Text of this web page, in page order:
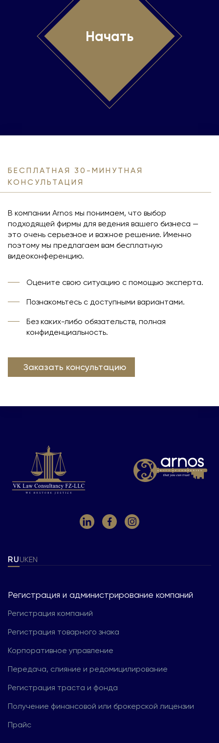
Начать
БЕСПЛАТНАЯ 30-МИНУТНАЯ
КОНСУЛЬТАЦИЯ
В компании Arnos мы понимаем, что выбор
подходящей фирмы для ведения вашего бизнеса —
это очень серьезное и важное решение. Именно
поэтому мы предлагаем вам бесплатную
видеоконференцию.
Оцените свою ситуацию с помощью эксперта.
Познакомьтесь с доступными вариантами.
Без каких-либо обязательств, полная
конфиденциальность.
Заказать консультацию
RUUKEN
Регистрация и администрирование компаний
Регистрация компаний
Регистрация товарного знака
Корпоративное управление
Передача, слияние и редомицилирование
Регистрация траста и фонда
Получение финансовой или брокерской лицензии
Прайс